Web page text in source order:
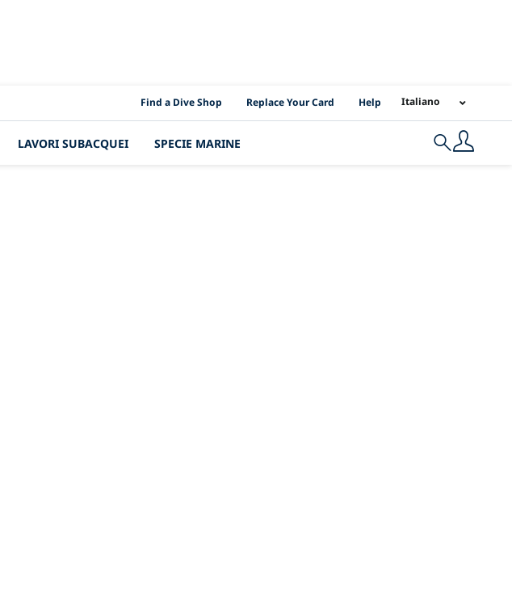
PADI Location Links
Find a Dive Shop Replace Your Card Help Italiano
LAVORI SUBACQUEI SPECIE MARINE Search